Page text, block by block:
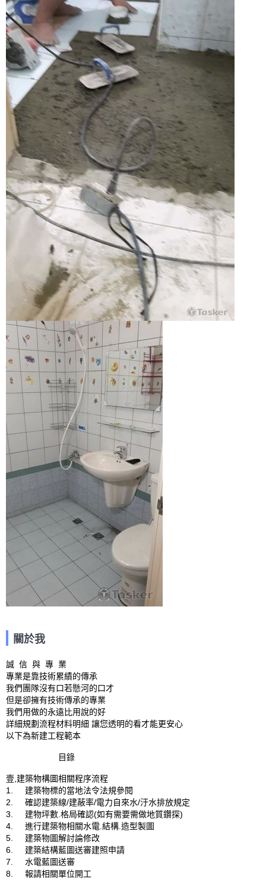
關於我
誠  信  與  專  業
專業是靠技術累績的傳承
我們團隊沒有口若懸河的口才
但是卻擁有技術傳承的專業
我們用做的永遠比用說的好
詳細規劃流程材料明細 讓您透明的看才能更安心
以下為新建工程範本
壹,建築物構圖相關程序流程
1.	建築物標的當地法令法規參閱
2.	確認建築線/建蔽率/電力自來水/汙水排放規定
3.	建物坪數.格局確認(如有需要需做地質鑽探)
4.	進行建築物相關水電.結構.造型製圖
5.	建築物圖解討論修改
6.	建築結構藍圖送審建照申請
7.	水電藍圖送審
8.	報請相關單位開工